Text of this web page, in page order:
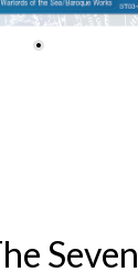
Seven